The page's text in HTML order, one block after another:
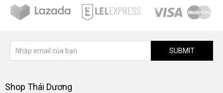
SUBMIT
Shop Thái Dương